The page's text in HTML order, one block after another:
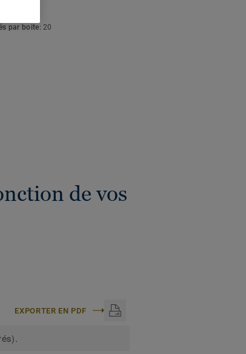
par boite:20
de vos
EXPORTER EN PDF